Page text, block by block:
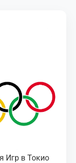
Игр в Токио